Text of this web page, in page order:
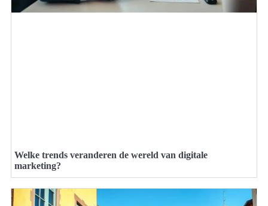
Welke trends veranderen de wereld van digitale
marketing?